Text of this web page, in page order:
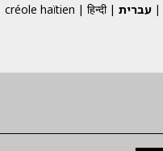
עברית हिन्दी
créole haïtien